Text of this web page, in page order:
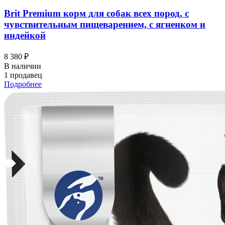
Brit Premium корм для собак всех пород, с
чувствительным пищеварением, с ягненком и
индейкой
8 380 ₽
В наличии
1 продавец
Подробнее